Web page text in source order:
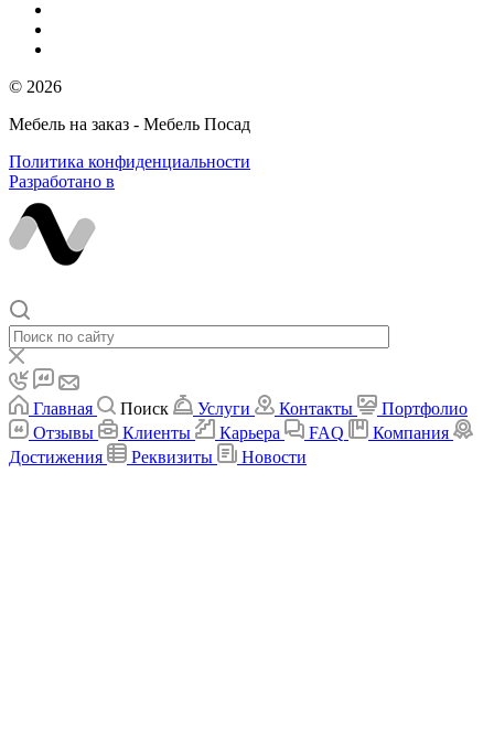
© 2026
Мебель на заказ - Мебель Посад
Политика конфиденциальности
Разработано в
Главная Поиск Услуги Контакты
Портфолио
Отзывы
Клиенты Карьера FAQ
Компания
Достижения
Реквизиты Новости